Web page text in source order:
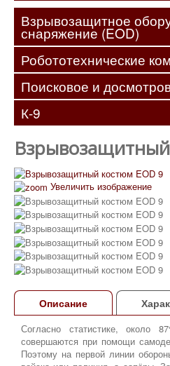
Главная
О
компании
Оборудование
Услуги
Контакты
Взрывозащитное
снаряжение (EOD)
Робототехнические
Поисковое и
К-9
Увеличить изображение
Описание
Согласно статистике, около
совершаются при помощи
Поэтому на первой линии
Рекомендованные